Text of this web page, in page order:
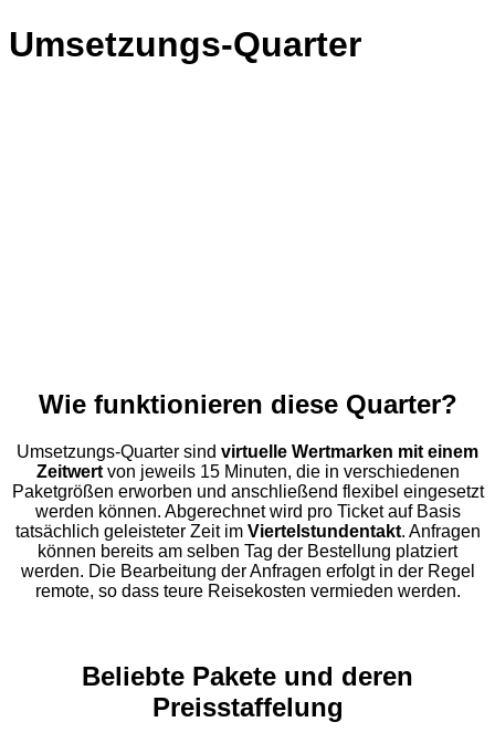
Umsetzungs-Quarter
Wie funktionieren diese Quarter?
Umsetzungs-Quarter sind virtuelle Wertmarken mit einem
Zeitwertvon jeweils 15 Minuten, die in verschiedenen
Paketgrößen erworben und anschließend flexibel eingesetzt
werden können. Abgerechnet wird pro Ticket auf Basis
tatsächlich geleisteter Zeit im Viertelstundentakt. Anfragen
können bereits am selben Tag der Bestellung platziert
werden. Die Bearbeitung der Anfragen erfolgt in der Regel
remote, so dass teure Reisekosten vermieden werden.
Beliebte Pakete und deren
Preisstaffelung